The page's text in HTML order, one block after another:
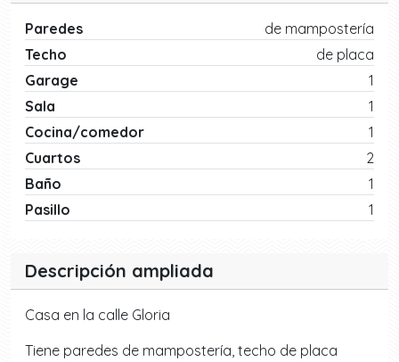
Paredes
de mampostería
Techo
de placa
Garage
1
Sala
1
Cocina/comedor
1
Cuartos
2
Baño
1
Pasillo
1
Descripción ampliada
Casa en la calle Gloria
Tiene paredes de mampostería, techo de placa